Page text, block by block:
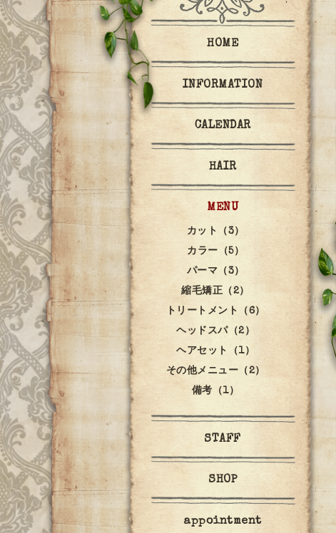
HOME
INFORMATION
CALENDAR
HAIR
MENU
カット（3）
カラー（5）
パーマ（3）
縮毛矯正（2）
トリートメント（6）
ヘッドスパ（2）
ヘアセット（1）
その他メニュー（2）
備考（1）
STAFF
SHOP
appointment